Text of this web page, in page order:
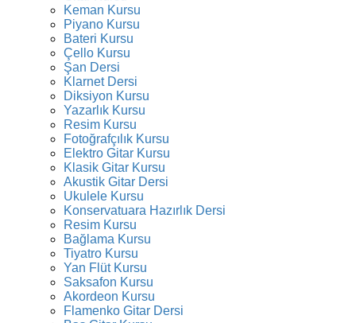
Keman Kursu
Piyano Kursu
Bateri Kursu
Çello Kursu
Şan Dersi
Klarnet Dersi
Diksiyon Kursu
Yazarlık Kursu
Resim Kursu
Fotoğrafçılık Kursu
Elektro Gitar Kursu
Klasik Gitar Kursu
Akustik Gitar Dersi
Ukulele Kursu
Konservatuara Hazırlık Dersi
Resim Kursu
Bağlama Kursu
Tiyatro Kursu
Yan Flüt Kursu
Saksafon Kursu
Akordeon Kursu
Flamenko Gitar Dersi